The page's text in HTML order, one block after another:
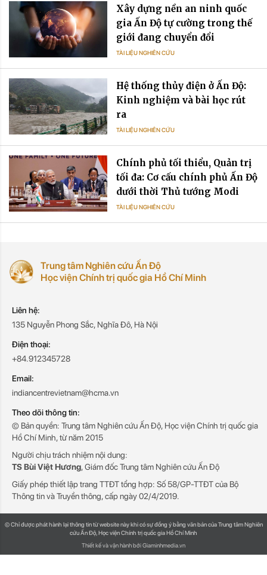
Xây dựng nền an ninh quốc
gia Ấn Độ tự cường trong thế
giới đang chuyển đổi
TÀI LIỆU NGHIÊN CỨU
Hệ thống thủy điện ở Ấn Độ:
Kinh nghiệm và bài học rút
ra
TÀI LIỆU NGHIÊN CỨU
Chính phủ tối thiểu, Quản trị
tối đa: Cơ cấu chính phủ Ấn Độ
dưới thời Thủ tướng Modi
TÀI LIỆU NGHIÊN CỨU
Trung tâm Nghiên cứu Ấn Độ
Học viện Chính trị quốc gia Hồ Chí Minh
Liên hệ:
135 Nguyễn Phong Sắc, Nghĩa Đô, Hà Nội
Điện thoại:
+84.912345728
Email:
indiancentrevietnam@hcma.vn
Theo dõi thông tin:
© Bản quyền: Trung tâm Nghiên cứu Ấn Độ, Học viện Chính trị quốc gia
Hồ Chí Minh, từ năm 2015
Người chịu trách nhiệm nội dung:
TS Bùi Việt Hương, Giám đốc Trung tâm Nghiên cứu Ấn Độ
Giấy phép thiết lập trang TTĐT tổng hợp: Số 58/GP-TTĐT của Bộ
Thông tin và Truyền thông, cấp ngày 02/4/2019.
© Chỉ được phát hành lại thông tin từ website này khi có sự đồng ý bằng văn bản của Trung tâm Nghiên
cứu Ấn Độ, Học viện Chính trị quốc gia Hồ Chí Minh
Thiết kế và vận hành bởi Giaminhmedia.vn